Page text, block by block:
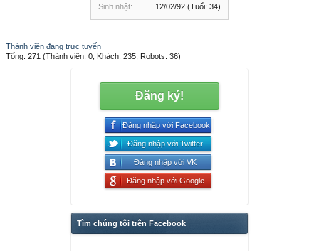
Sinh nhật:
12/02/92 (Tuổi: 34)
Thành viên đang trực tuyến
Tổng: 271 (Thành viên: 0, Khách: 235, Robots: 36)
Đăng ký!
Đăng nhập với Facebook
Đăng nhập với Twitter
Đăng nhập với VK
Đăng nhập với Google
Tìm chúng tôi trên Facebook